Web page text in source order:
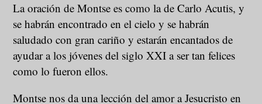
La oración de Montse es como la de Carlo Acutis, y
se habrán encontrado en el cielo y se habrán
saludado con gran cariño y estarán encantados de
ayudar a los jóvenes del siglo XXI a ser tan felices
como lo fueron ellos.
Montse nos da una lección del amor a Jesucristo en